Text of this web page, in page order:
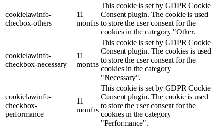
cookielawinfo-
checbox-others
11
months
This cookie is set by GDPR Cookie
Consent plugin. The cookie is used
to store the user consent for the
cookies in the category "Other.
cookielawinfo-
checkbox-necessary
11
months
This cookie is set by GDPR Cookie
Consent plugin. The cookies is used
to store the user consent for the
cookies in the category
"Necessary".
cookielawinfo-
checkbox-
performance
11
months
This cookie is set by GDPR Cookie
Consent plugin. The cookie is used
to store the user consent for the
cookies in the category
"Performance".